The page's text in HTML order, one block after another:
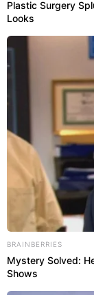
Plastic Surgery
Looks
BRAINBERRIES
Mystery Solved:
Shows